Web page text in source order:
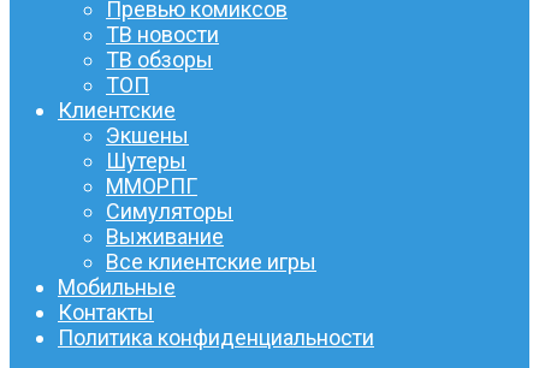
Превью комиксов
ТВ новости
ТВ обзоры
ТОП
Клиентские
Экшены
Шутеры
ММОРПГ
Симуляторы
Выживание
Все клиентские игры
Мобильные
Контакты
Политика конфиденциальности